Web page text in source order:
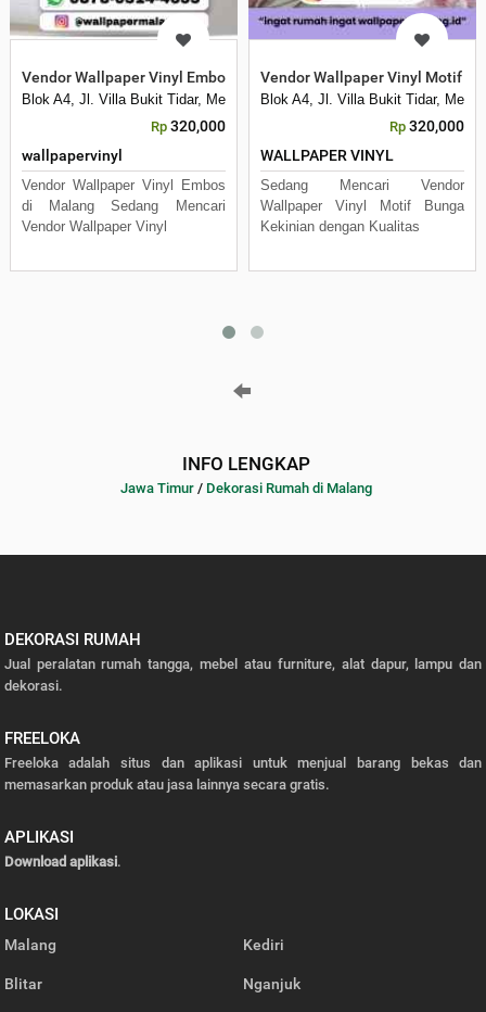
Vendor Wallpaper Vinyl Embos di Malang
Blok A4, Jl. Villa Bukit Tidar, Merjosari, Kec. Lowokwaru, Kota Malang,
Rp 320,000
wallpapervinyl
Vendor Wallpaper Vinyl Embos
di Malang Sedang Mencari
Vendor Wallpaper Vinyl
Vendor Wallpaper Vinyl Motif
Blok A4, Jl. Villa Bukit Tidar,
Rp 320,000
WALLPAPER VINYL
Sedang Mencari Vendor
Wallpaper Vinyl Motif Bunga
Kekinian dengan Kualitas
INFO LENGKAP
Jawa Timur / Dekorasi Rumah di Malang
DEKORASI RUMAH
Jual peralatan rumah tangga, mebel atau furniture, alat dapur, lampu dan
dekorasi.
FREELOKA
Freeloka adalah situs dan aplikasi untuk menjual barang bekas dan
memasarkan produk atau jasa lainnya secara gratis.
APLIKASI
Download aplikasi.
LOKASI
Malang Kediri
Blitar Nganjuk